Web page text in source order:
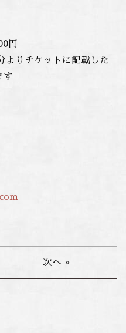
円
りチケットに記載した
す
次へ »